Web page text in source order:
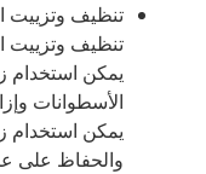
تنظيف وتزييت
تنظيف وتزييت
يمكن
الأسطوانات
يمكن استخدام
والحفاظ على